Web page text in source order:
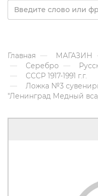
Главная МАГАЗИН
Серебро
СССР 1917-1991 г.г.
Ложка №3
"Ленинград Медный